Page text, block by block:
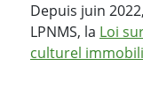
Depuis juin
LPNMS, la Loi
culturel